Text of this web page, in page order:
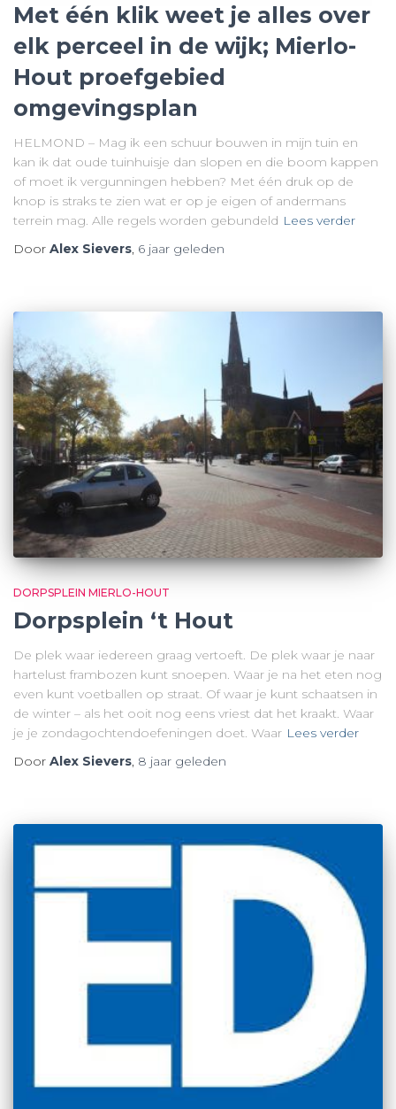
Met één klik weet je alles over
elk perceel in de wijk; Mierlo-
Hout proefgebied
omgevingsplan
HELMOND – Mag ik een schuur bouwen in mijn tuin en
kan ik dat oude tuinhuisje dan slopen en die boom kappen
of moet ik vergunningen hebben? Met één druk op de
knop is straks te zien wat er op je eigen of andermans
terrein mag. Alle regels worden gebundeld Lees verder
Door Alex Sievers, 6 jaar geleden
DORPSPLEIN MIERLO-HOUT
Dorpsplein ‘t Hout
De plek waar iedereen graag vertoeft. De plek waar je naar
hartelust frambozen kunt snoepen. Waar je na het eten nog
even kunt voetballen op straat. Of waar je kunt schaatsen in
de winter – als het ooit nog eens vriest dat het kraakt. Waar
je je zondagochtendoefeningen doet. Waar Lees verder
Door Alex Sievers, 8 jaar geleden